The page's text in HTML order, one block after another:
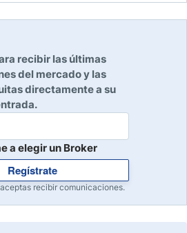
se refiere a seguridad. Tanto
podrán invertir de forma segura
que no tiene mucho
inmobiliario y el de ganadería
grandes. Si estás
los mercados financieros sean la
recibir las últimas
del mercado y las
directamente a su
a elegir un Broker
Regístrate
recibir comunicaciones.